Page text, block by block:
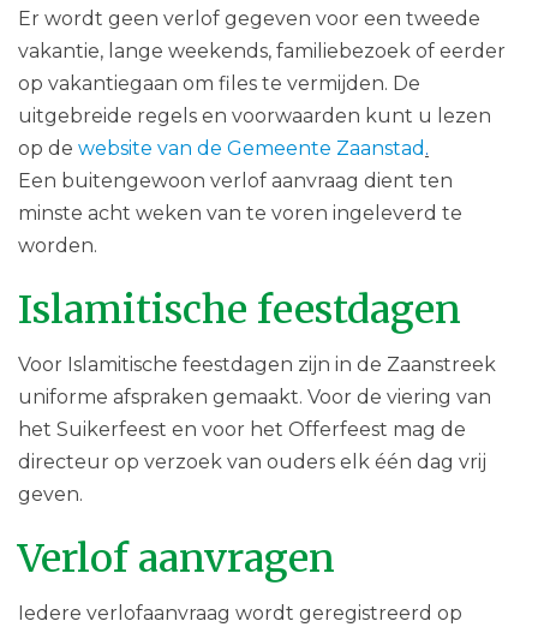
Er wordt geen verlof gegeven voor een tweede
vakantie, lange weekends, familiebezoek of eerder
op vakantiegaan om files te vermijden. De
uitgebreide regels en voorwaarden kunt u lezen
op de website van de Gemeente Zaanstad .
Een buitengewoon verlof aanvraag dient ten
minste acht weken van te voren ingeleverd te
worden.
Islamitische feestdagen
Voor Islamitische feestdagen zijn in de Zaanstreek
uniforme afspraken gemaakt. Voor de viering van
het Suikerfeest en voor het Offerfeest mag de
directeur op verzoek van ouders elk één dag vrij
geven.
Verlof aanvragen
Iedere verlofaanvraag wordt geregistreerd op